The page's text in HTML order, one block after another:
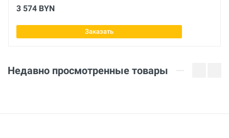
3 574 BYN
Заказать
Недавно просмотренные товары